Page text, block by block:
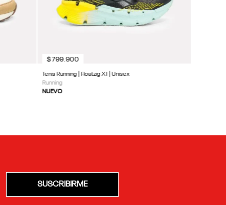
Tenis Running | Floatzig X1 | Unisex
Running
NUEVO
$799.900
SUSCRIBIRME